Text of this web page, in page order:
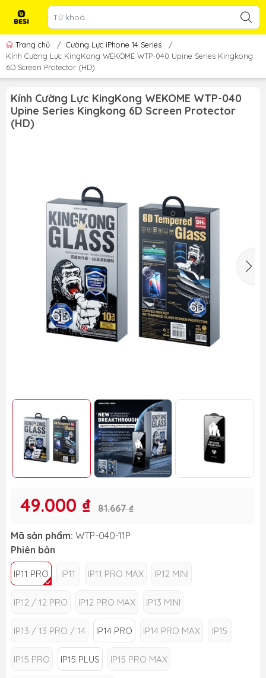
Trang chủ / Cường Lực iPhone 14 Series
/
Kính Cường Lực KingKong WEKOME WTP-040 Upine Series Kingkong
6D Screen Protector (HD)
Kính Cường Lực KingKong WEKOME WTP-040
Upine Series Kingkong 6D Screen Protector
(HD)
49.000 ₫ 81.667 ₫
Mã sản phẩm: WTP-040-11P
Phiên bản
IP11 PRO IP11 IP11 PRO MAX IP12 MINI
IP12 / 12 PRO IP12 PRO MAX IP13 MINI
IP13 / 13 PRO / 14 IP14 PRO IP14 PRO MAX IP15
IP15 PRO IP15 PLUS IP15 PRO MAX